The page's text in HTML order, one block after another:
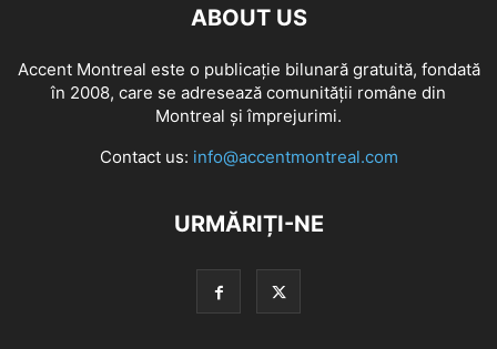
ABOUT US
Accent Montreal este o publicație bilunară gratuită, fondată
în 2008, care se adresează comunităţii române din
Montreal şi împrejurimi.
Contact us: info@accentmontreal.com
URMĂRIȚI-NE